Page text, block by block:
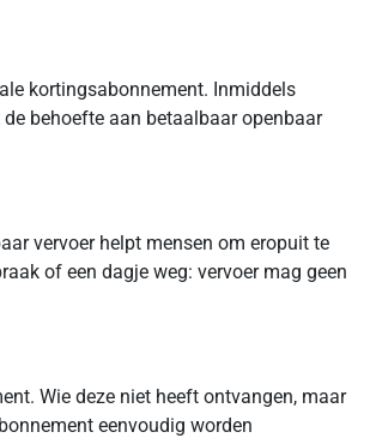
kortingsabonnement. Inmiddels
behoefte aan betaalbaar openbaar
vervoer helpt mensen om eropuit te
of een dagje weg: vervoer mag geen
Wie deze niet heeft ontvangen, maar
eenvoudig worden